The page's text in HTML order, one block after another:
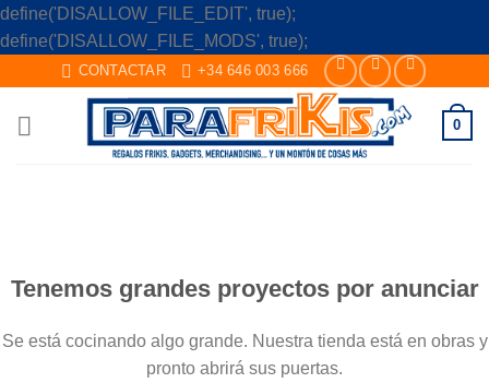
define('DISALLOW_FILE_EDIT', true);
define('DISALLOW_FILE_MODS', true);
to
content
CONTACTAR +34 646 003 666
0
Tenemos grandes proyectos por anunciar
Se está cocinando algo grande. Nuestra tienda está en obras y
pronto abrirá sus puertas.